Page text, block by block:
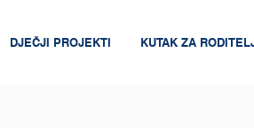
DJEČJI PROJEKTI KUTAK ZA